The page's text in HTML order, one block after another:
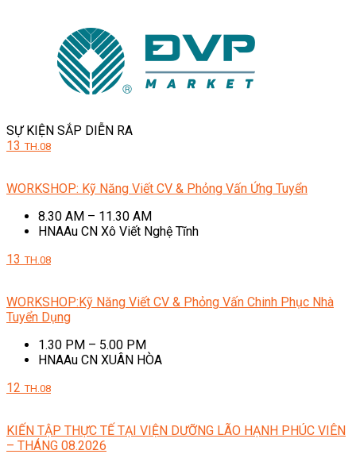
SỰ KIỆN SẮP DIỄN RA
13 TH.08
WORKSHOP: Kỹ Năng Viết CV & Phỏng Vấn Ứng Tuyển
8.30 AM – 11.30 AM
HNAAu CN Xô Viết Nghệ Tĩnh
13 TH.08
WORKSHOP:Kỹ Năng Viết CV & Phỏng Vấn Chinh Phục Nhà
Tuyển Dụng
1.30 PM – 5.00 PM
HNAAu CN XUÂN HÒA
12 TH.08
KIẾN TẬP THỰC TẾ TẠI VIỆN DƯỠNG LÃO HẠNH PHÚC VIÊN
– THÁNG 08.2026